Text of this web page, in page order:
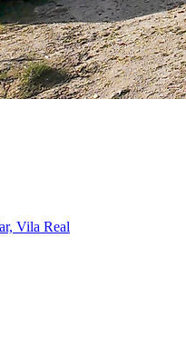
Vila Real